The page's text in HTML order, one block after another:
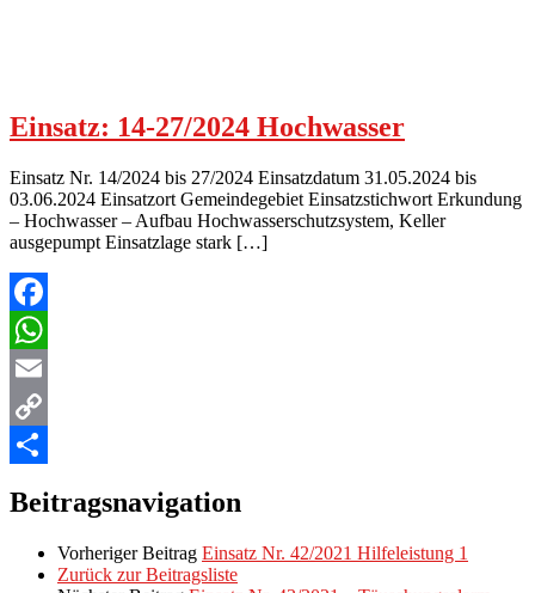
Einsatz: 14-27/2024 Hochwasser
Einsatz Nr. 14/2024 bis 27/2024 Einsatzdatum 31.05.2024 bis
03.06.2024 Einsatzort Gemeindegebiet Einsatzstichwort Erkundung
– Hochwasser – Aufbau Hochwasserschutzsystem, Keller
ausgepumpt Einsatzlage stark […]
Facebook
WhatsApp
Email
Copy
Beitragsnavigation
Vorheriger Beitrag Einsatz Nr. 42/2021 Hilfeleistung 1
Zurück zur Beitragsliste